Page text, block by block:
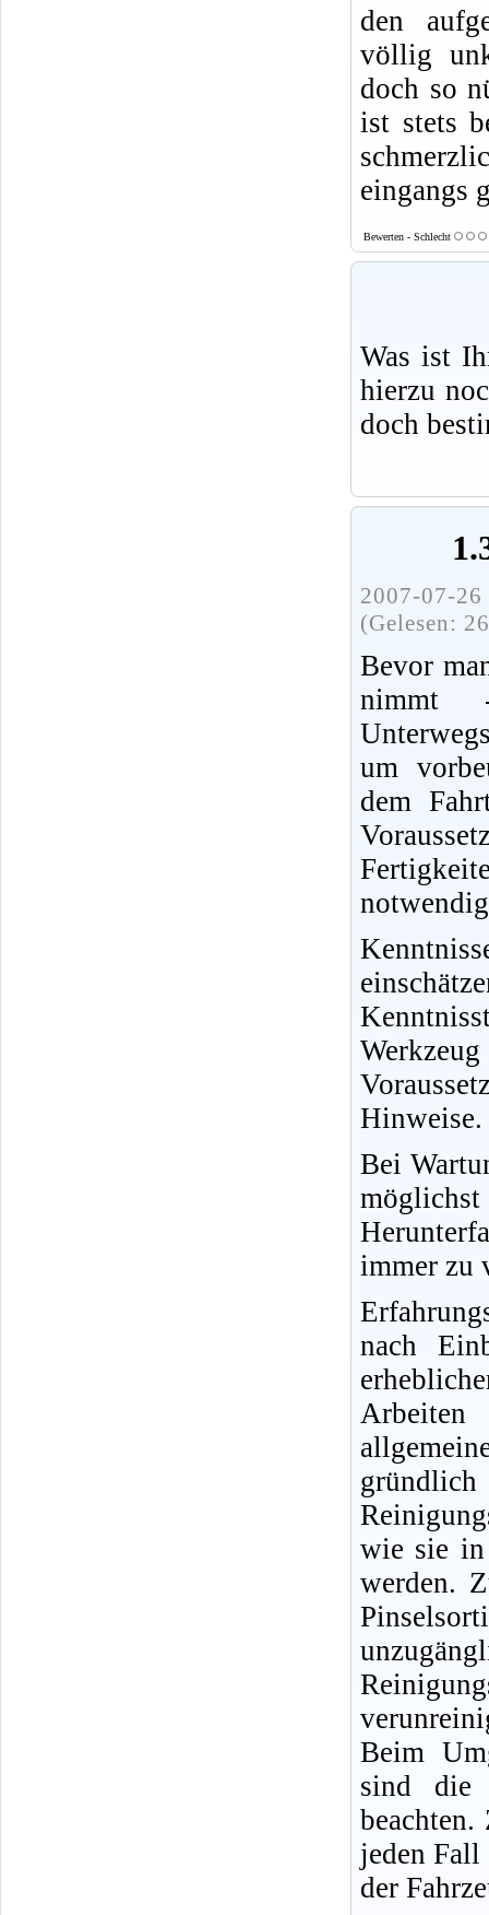
den
völlig
doch so
ist stets
eingangs
Bewerten - Schlecht
Was ist
hierzu
doch
2007-07-
(Gelesen:
Bevor
um
dem
Hinweise.
Bei
immer zu
nach
wie sie in
werden.
Beim
sind die
jeden Fall
der